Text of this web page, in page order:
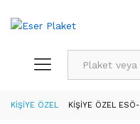
KİŞİYE ÖZEL KİŞİYE ÖZEL